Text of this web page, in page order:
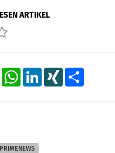
ARTIKEL
MessengerWhatsAppLinkedInXING
PRIMENEWS